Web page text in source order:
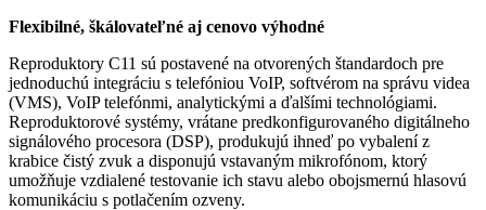
Flexibilné, škálovateľné aj cenovo výhodné
Reproduktory C11 sú postavené na otvorených štandardoch pre
jednoduchú integráciu s telefóniou VoIP, softvérom na správu videa
(VMS), VoIP telefónmi, analytickými a ďalšími technológiami.
Reproduktorové systémy, vrátane predkonfigurovaného digitálneho
signálového procesora (DSP), produkujú ihneď po vybalení z
krabice čistý zvuk a disponujú vstavaným mikrofónom, ktorý
umožňuje vzdialené testovanie ich stavu alebo obojsmernú hlasovú
komunikáciu s potlačením ozveny.